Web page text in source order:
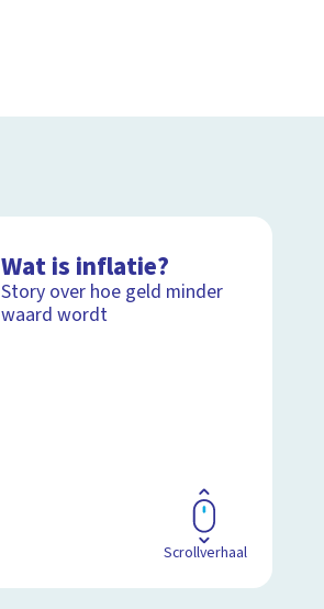
Wat is inflatie?
Story over hoe geld minder
waard wordt
Scrollverhaal